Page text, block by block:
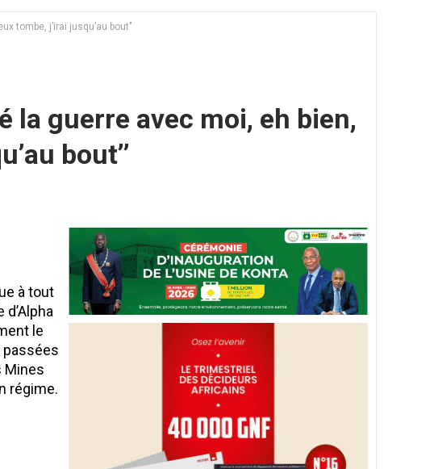
tombe, j’irai jusqu’au bout’’
la guerre avec moi, eh bien,
bout’’
à tout
le
passées
Mines
régime.